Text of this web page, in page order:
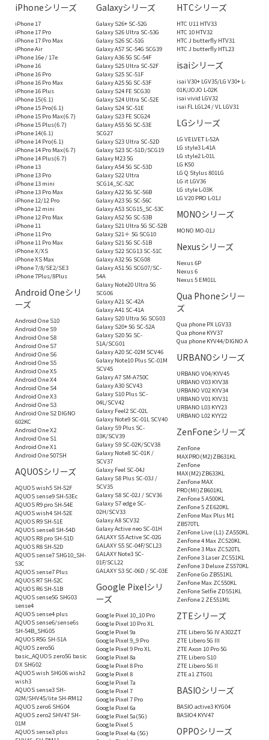
iPhoneシリーズ
iPhone 17
iPhone 17 Pro
iPhone 17 Pro Max
iPhone Air
iPhone 16e / 17e
iPhone 16
iPhone 16 Pro
iPhone 16 Pro Max
iPhone 16 Plus
iPhone 15(6.1)
iPhone 15 Pro(6.1)
iPhone 15 Pro Max(6.7)
iPhone 15 Plus(6.7)
iPhone 14(6.1)
iPhone 14 Pro(6.1)
iPhone 14 Pro Max(6.7)
iPhone 14 Plus(6.7)
iPhone 13
iPhone 13 Pro
iPhone 13 mini
iPhone 13 Pro Max
iPhone 12/12 Pro
iPhone 12 mini
iPhone 12 Pro Max
iPhone 11
iPhone 11 Pro
iPhone 11 Pro Max
iPhone X/XS
iPhone XS Max
iPhone 7/8/SE2/SE3
iPhone 7Plus/8Plus
Android Oneシリ
ーズ
Android One S10
Android One S9
Android One S8
Android One S7
Android One S6
Android One S5
Android One X5
Android One X4
Android One S4
Android One X3
Android One S3
Android One S2 DIGNO
602KC
Android One X2
Android One S1
Android One X1
Android One 507SH
AQUOSシリーズ
AQUOS wish5 SH-52F
AQUOS sense9 SH-53Ec
AQUOS R9 pro SH-54E
AQUOS wish4 SH-52E
AQUOS R9 SH-51E
AQUOS sense8 SH-54D
AQUOS R8 pro SH-51D
AQUOS R8 SH-52D
AQUOS sense7 SHG10_SH-
53C
AQUOS sense7 Plus
AQUOS R7 SH-52C
AQUOS R6 SH-51B
AQUOS sense5G SHG03
sense4
AQUOS sense4 plus
AQUOS sense6/sense6s
SH-54B_SHG05
AQUOS R5G SH-51A
AQUOS zero5G
basic_AQUOS zero5G basic
DX SHG02
AQUOS wish SHG06 wish2
wish3
AQUOS sense3 SH-
02M/SHV45/lite SH-RM12
AQUOS zero6 SHG04
AQUOS zero2 SHV47 SH-
01M
AQUOS sense3 plus
Galaxyシリーズ
Galaxy S26+ SC-52G
Galaxy S26 Ultra SC-53G
Galaxy S26 SC-51G
Galaxy A57 SC-54G SCG39
Galaxy A36 5G SC-54F
Galaxy S25 Ultra SC-52F
Galaxy S25 SC-51F
Galaxy A25 5G SC-53F
Galaxy S24 FE SCG30
Galaxy S24 Ultra SC-52E
Galaxy S24 SC-51E
Galaxy S23 FE SCG24
Galaxy A55 5G SC-53E
SCG27
Galaxy S23 Ultra SC-52D
Galaxy S23 SC-51D/SCG19
Galaxy M23 5G
Galaxy A54 5G SC-53D
Galaxy S22 Ultra
SCG14_SC-52C
Galaxy A22 5G SC-56B
Galaxy A23 5G SC-56C
Galaxy A53 SCG15_SC-53C
Galaxy A52 5G SC-53B
Galaxy S21 Ultra 5G SC-52B
Galaxy S21＋ 5G SCG10
Galaxy S21 5G SC-51B
Galaxy S22 SCG13 SC-51C
Galaxy A32 5G SCG08
Galaxy A51 5G SCG07/SC-
54A
Galaxy Note20 Ultra 5G
SCG06
Galaxy A21 SC-42A
Galaxy A41 SC-41A
Galaxy S20 Ultra 5G SCG03
Galaxy S20+ 5G SC-52A
Galaxy S20 5G SC-
51A/SCG01
Galaxy A20 SC-02M SCV46
Galaxy Note10 Plus SC-01M
SCV45
Galaxy A7 SM-A750C
Galaxy A30 SCV43
Galaxy S10 Plus SC-
04L/SCV42
Galaxy Feel2 SC-02L
Galaxy Note9 SC-01L SCV40
Galaxy S9 Plus SC-
03K/SCV39
Galaxy S9 SC-02K/SCV38
Galaxy Note8 SC-01K /
SCV37
Galaxy Feel SC-04J
Galaxy S8 Plus SC-03J /
SCV35
Galaxy S8 SC-02J / SCV36
Galaxy S7 edge SC-
02H/SCV33
Galaxy A8 SCV32
Galaxy Active neo SC-01H
GALAXY S5 Active SC-02G
GALAXY S5 SC-04F/SCL23
GALAXY Note3 SC-
01F/SCL22
GALAXY S3 SC-06D / SC-03E
Google Pixelシリ
ーズ
Google Pixel 10_10 Pro
Google Pixel 10 Pro XL
Google Pixel 9a
Google Pixel 9_9 Pro
Google Pixel 9 Pro XL
Google Pixel 8a
Google Pixel 8 Pro
Google Pixel 8
Google Pixel 7a
Google Pixel 7
Google Pixel 7 Pro
Google Pixel 6a
Google Pixel 5a(5G)
Google Pixel 5
Google Pixel 4a (5G)
HTCシリーズ
HTC U11 HTV33
HTC 10 HTV32
HTC J butterfly HTV31
HTC J butterfly HTL23
isaiシリーズ
isai V30+ LGV35/LG V30+ L-
01K/JOJO L-02K
isai vivid LGV32
isai FL LGL24 / VL LGV31
LGシリーズ
LG VELVET L-52A
LG style3 L-41A
LG style2 L-01L
LG K50
LG Q Stylus 801LG
LG it LGV36
LG style L-03K
LG V20 PRO L-01J
MONOシリーズ
MONO MO-01J
Nexusシリーズ
Nexus 6P
Nexus 6
Nexus 5 EM01L
Qua Phoneシリー
ズ
Qua phone PX LGV33
Qua phone KYV37
Qua phone KYV44/DIGNO A
URBANOシリーズ
URBANO V04/KYV45
URBANO V03 KYV38
URBANO V02 KYV34
URBANO V01 KYV31
URBANO L03 KYY23
URBANO L02 KYY22
ZenFoneシリーズ
ZenFone
MAXPRO(M2)ZB631KL
ZenFone
MAX(M2)ZB633KL
ZenFone MAX
PRO(MI)ZB601KL
ZenFone 5 A500KL
ZenFone 5 ZE620KL
ZenFone Max Plus M1
ZB570TL
ZenFone Live (L1) ZA550KL
ZenFone 4 Max ZC520KL
ZenFone 3 Max ZC520TL
ZenFone 3 Laser ZC551KL
ZenFone 3 Deluxe ZS570KL
ZenFone Go ZB551KL
ZenFone Max ZC550KL
ZenFone Selfie ZD551KL
ZenFone 2 ZE551ML
ZTEシリーズ
ZTE Libero 5G IV A302ZT
ZTE Libero 5G III
ZTE Axon 10 Pro 5G
ZTE Libero S10
ZTE Libero 5G II
ZTE a1 ZTG01
BASIOシリーズ
BASIO active3 KYG04
BASIO4 KYV47
OPPOシリーズ